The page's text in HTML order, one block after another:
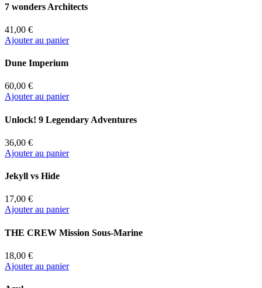
7 wonders Architects
41,00 €
Ajouter au panier
Dune Imperium
60,00 €
Ajouter au panier
Unlock! 9 Legendary Adventures
36,00 €
Ajouter au panier
Jekyll vs Hide
17,00 €
Ajouter au panier
THE CREW Mission Sous-Marine
18,00 €
Ajouter au panier